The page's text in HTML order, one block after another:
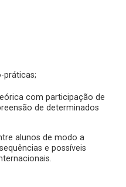
práticas;
com participação de
de determinados
alunos de modo a
e possíveis